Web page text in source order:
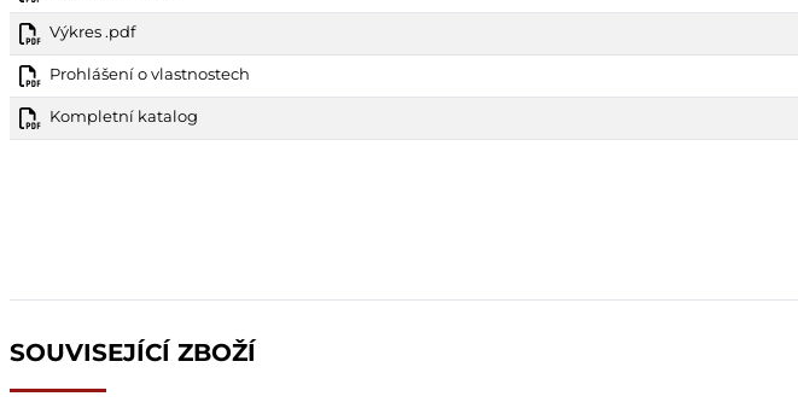
Výkres .pdf
Prohlášení o vlastnostech
Kompletní katalog
SOUVISEJÍCÍ ZBOŽÍ